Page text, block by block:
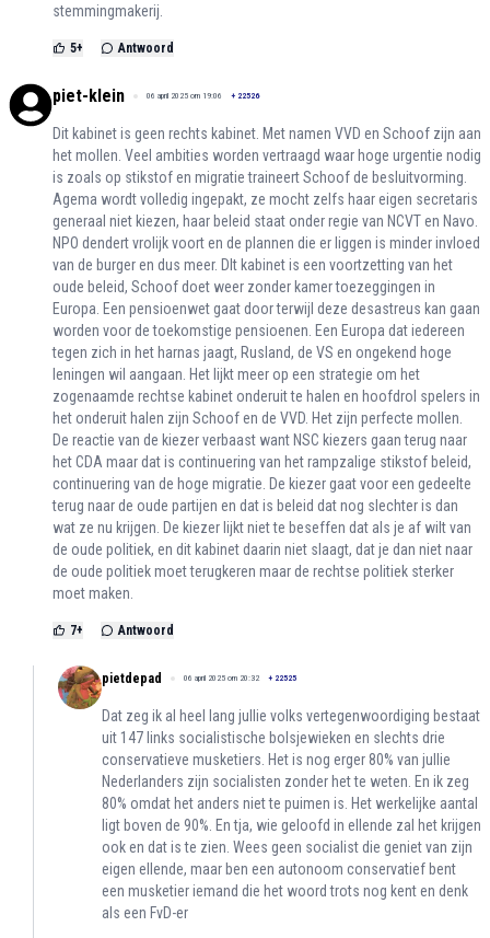
stemmingmakerij.
5+ Antwoord
piet-klein 06 april 2025 om 19:06 + 22526
Dit kabinet is geen rechts kabinet. Met namen VVD en Schoof zijn aan
het mollen. Veel ambities worden vertraagd waar hoge urgentie nodig
is zoals op stikstof en migratie traineert Schoof de besluitvorming.
Agema wordt volledig ingepakt, ze mocht zelfs haar eigen secretaris
generaal niet kiezen, haar beleid staat onder regie van NCVT en Navo.
NPO dendert vrolijk voort en de plannen die er liggen is minder invloed
van de burger en dus meer. DIt kabinet is een voortzetting van het
oude beleid, Schoof doet weer zonder kamer toezeggingen in
Europa. Een pensioenwet gaat door terwijl deze desastreus kan gaan
worden voor de toekomstige pensioenen. Een Europa dat iedereen
tegen zich in het harnas jaagt, Rusland, de VS en ongekend hoge
leningen wil aangaan. Het lijkt meer op een strategie om het
zogenaamde rechtse kabinet onderuit te halen en hoofdrol spelers in
het onderuit halen zijn Schoof en de VVD. Het zijn perfecte mollen.
De reactie van de kiezer verbaast want NSC kiezers gaan terug naar
het CDA maar dat is continuering van het rampzalige stikstof beleid,
continuering van de hoge migratie. De kiezer gaat voor een gedeelte
terug naar de oude partijen en dat is beleid dat nog slechter is dan
wat ze nu krijgen. De kiezer lijkt niet te beseffen dat als je af wilt van
de oude politiek, en dit kabinet daarin niet slaagt, dat je dan niet naar
de oude politiek moet terugkeren maar de rechtse politiek sterker
moet maken.
7+ Antwoord
pietdepad 06 april 2025 om 20:32 + 22525
Dat zeg ik al heel lang jullie volks vertegenwoordiging bestaat
uit 147 links socialistische bolsjewieken en slechts drie
conservatieve musketiers. Het is nog erger 80% van jullie
Nederlanders zijn socialisten zonder het te weten. En ik zeg
80% omdat het anders niet te puimen is. Het werkelijke aantal
ligt boven de 90%. En tja, wie geloofd in ellende zal het krijgen
ook en dat is te zien. Wees geen socialist die geniet van zijn
eigen ellende, maar ben een autonoom conservatief bent
een musketier iemand die het woord trots nog kent en denk
als een FvD-er